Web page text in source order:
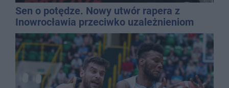
Sen o potędze. Nowy utwór rapera z
Inowrocławia przeciwko uzależnieniom